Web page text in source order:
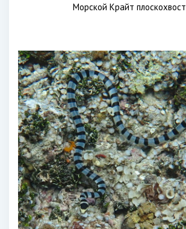
Морской Крайт плоскохвост